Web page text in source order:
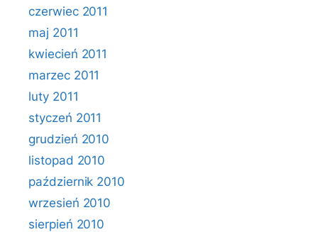
czerwiec 2011
maj 2011
kwiecień 2011
marzec 2011
luty 2011
styczeń 2011
grudzień 2010
listopad 2010
październik 2010
wrzesień 2010
sierpień 2010